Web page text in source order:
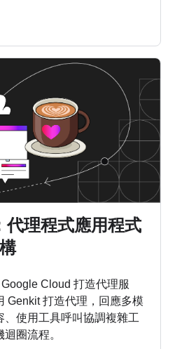
理程式應用程式
Cloud 打造代理服
Genkit 打造代理，回應多模
、使用工具呼叫協調複雜工
圈流程。